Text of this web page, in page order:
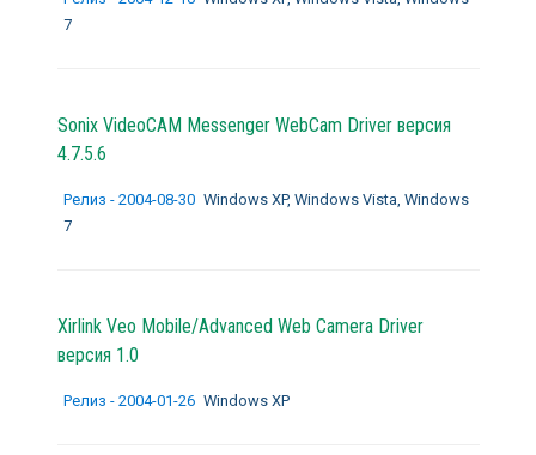
7
Sonix VideoCAM Messenger WebCam Driver версия
4.7.5.6
Релиз - 2004-08-30 Windows XP, Windows Vista, Windows
7
Xirlink Veo Mobile/Advanced Web Camera Driver
версия 1.0
Релиз - 2004-01-26 Windows XP